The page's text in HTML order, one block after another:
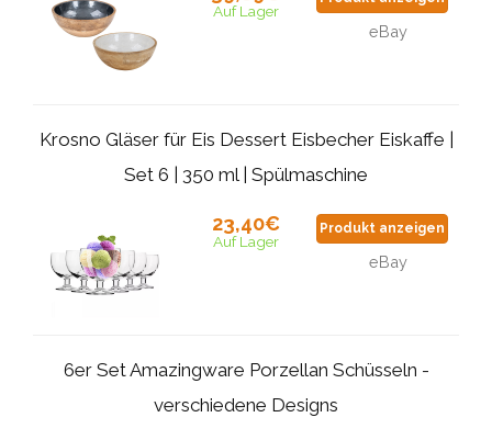
Auf Lager
eBay
Krosno Gläser für Eis Dessert Eisbecher Eiskaffe |
Set 6 | 350 ml | Spülmaschine
23,40€
Auf Lager
Produkt anzeigen
eBay
6er Set Amazingware Porzellan Schüsseln -
verschiedene Designs